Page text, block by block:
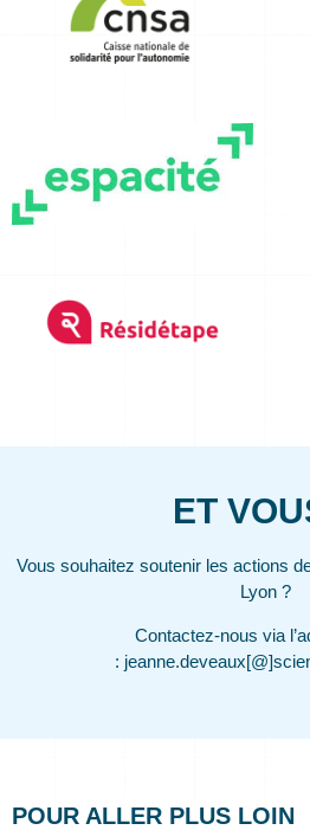
ET
Vous souhaitez soutenir les actions
Lyon ?
Contactez-nous via
:
POUR ALLER PLUS LOIN